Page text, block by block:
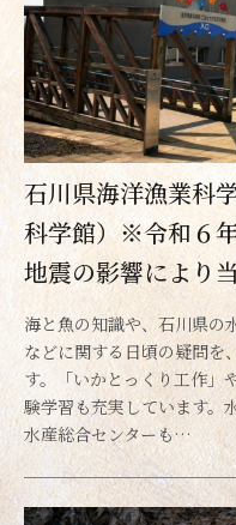
石川県海洋漁業科
科学館）※令和６
地震の影響により
海と魚の知識や、石川県の
などに関する日頃の疑問を
す。「いかとっくり工作」
験学習も充実しています。
水産総合センターも…